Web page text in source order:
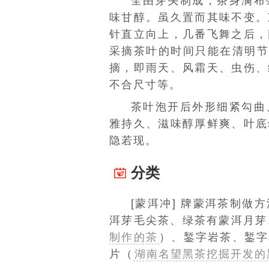
味甘醇。虽久置而其味不变
针直立向上，几番飞舞之后
采摘茶叶 的时间只能在清明
摘，即雨天、风霜天、虫伤
不合尺寸等。
茶叶泡开后外形细紧勾
雅持久、滋味醇厚鲜爽、叶
隐若现。
分类
[蒙洱冲] 牌蒙洱茶制做
洱芽毛尖茶、绿茶有蒙洱月芽
制作的茶 ） 、錾字岩茶 、錾
片（ 湖南名望黑茶挖掘开发的